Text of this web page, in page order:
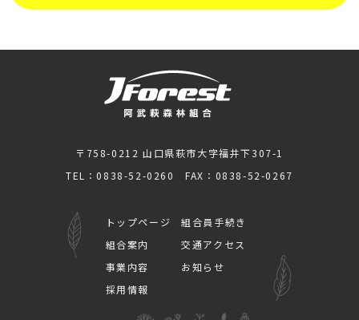
〒758-0212 山口県萩市大字福井下307-1
TEL：0838-52-0260 FAX：0838-52-0267
トップページ
組合員手続き
組合案内
交通アクセス
事業内容
お知らせ
採用情報